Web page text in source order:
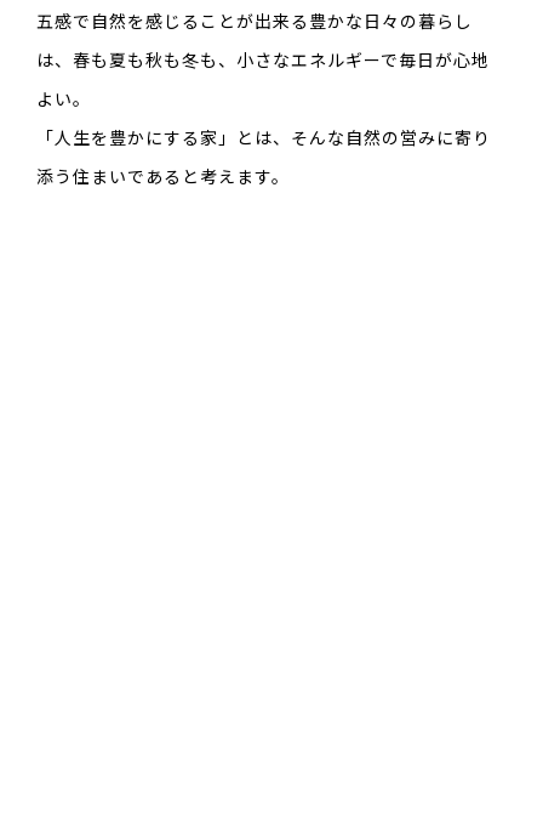
五感で自然を感じることが出来る豊かな日々の暮らし
は、春も夏も秋も冬も、小さなエネルギーで毎日が心地
よい。
「人生を豊かにする家」とは、そんな自然の営みに寄り
添う住まいであると考えます。